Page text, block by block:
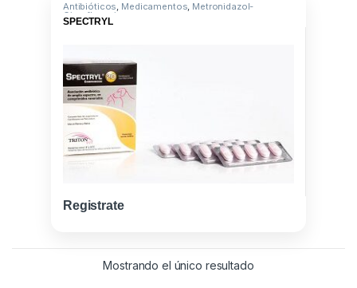
Antibióticos, Medicamentos, Metronidazol-
Ciprofloxacina
SPECTRYL
Registrate
Mostrando el único resultado